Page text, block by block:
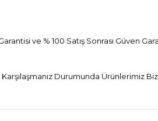
ve % 100 Satış Sonrası Güven
Durumunda Ürünlerimiz